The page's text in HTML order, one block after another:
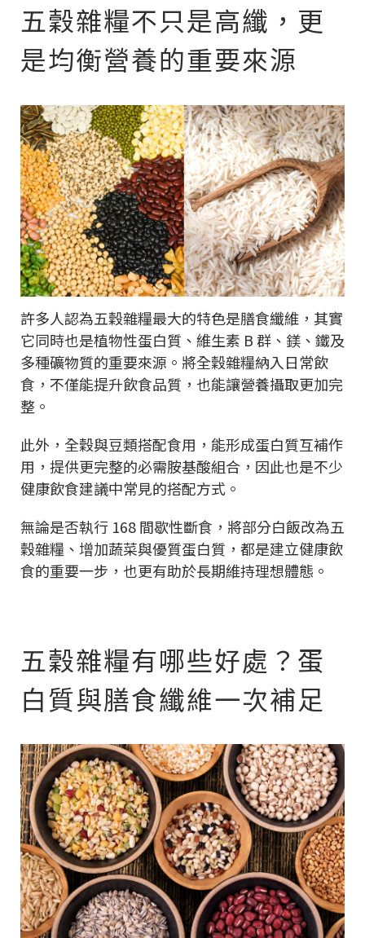
五穀雜糧不只是高纖，更
是均衡營養的重要來源
許多人認為五穀雜糧最大的特色是膳食纖維，其實
它同時也是植物性蛋白質、維生素 B 群、鎂、鐵及
多種礦物質的重要來源。將全穀雜糧納入日常飲
食，不僅能提升飲食品質，也能讓營養攝取更加完
整。
此外，全穀與豆類搭配食用，能形成蛋白質互補作
用，提供更完整的必需胺基酸組合，因此也是不少
健康飲食建議中常見的搭配方式。
無論是否執行 168 間歇性斷食，將部分白飯改為五
穀雜糧、增加蔬菜與優質蛋白質，都是建立健康飲
食的重要一步，也更有助於長期維持理想體態。
五穀雜糧有哪些好處？蛋
白質與膳食纖維一次補足